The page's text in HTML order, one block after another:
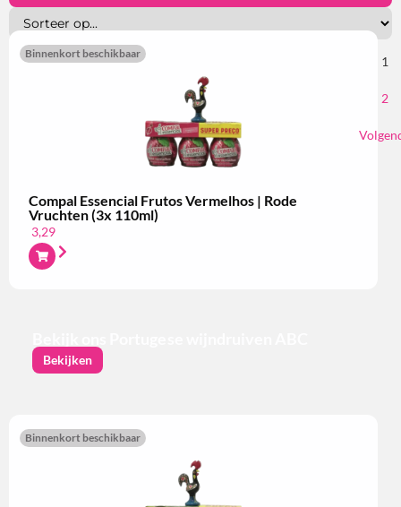
Binnenkort beschikbaar
Compal Essencial Frutos Vermelhos | Rode
Vruchten (3x 110ml)
3,29
Bekijken
Binnenkort beschikbaar
1
2